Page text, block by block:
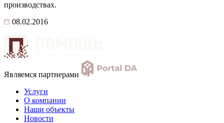
производствах.
08.02.2016
Являемся партнерами
Услуги
О компании
Наши объекты
Новости